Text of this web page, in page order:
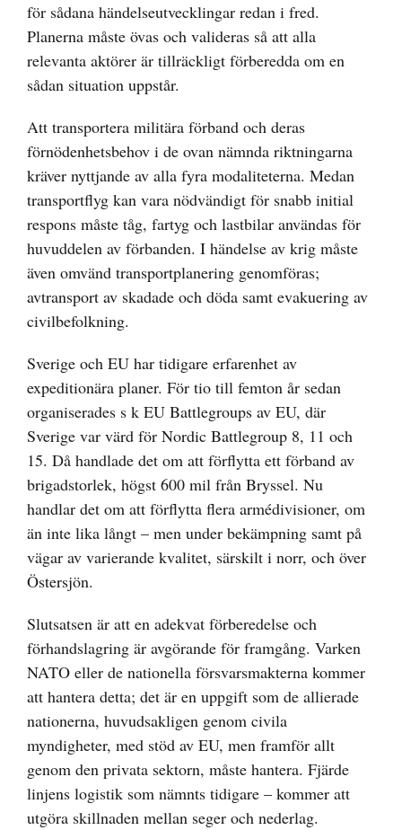
för sådana händelseutvecklingar redan i fred.
Planerna måste övas och valideras så att alla
relevanta aktörer är tillräckligt förberedda om en
sådan situation uppstår.
Att transportera militära förband och deras
förnödenhetsbehov i de ovan nämnda riktningarna
kräver nyttjande av alla fyra modaliteterna. Medan
transportflyg kan vara nödvändigt för snabb initial
respons måste tåg, fartyg och lastbilar användas för
huvuddelen av förbanden. I händelse av krig måste
även omvänd transportplanering genomföras;
avtransport av skadade och döda samt evakuering av
civilbefolkning.
Sverige och EU har tidigare erfarenhet av
expeditionära planer. För tio till femton år sedan
organiserades s k EU Battlegroups av EU, där
Sverige var värd för Nordic Battlegroup 8, 11 och
15. Då handlade det om att förflytta ett förband av
brigadstorlek, högst 600 mil från Bryssel. Nu
handlar det om att förflytta flera armédivisioner, om
än inte lika långt – men under bekämpning samt på
vägar av varierande kvalitet, särskilt i norr, och över
Östersjön.
Slutsatsen är att en adekvat förberedelse och
förhandslagring är avgörande för framgång. Varken
NATO eller de nationella försvarsmakterna kommer
att hantera detta; det är en uppgift som de allierade
nationerna, huvudsakligen genom civila
myndigheter, med stöd av EU, men framför allt
genom den privata sektorn, måste hantera. Fjärde
linjens logistik som nämnts tidigare – kommer att
utgöra skillnaden mellan seger och nederlag.